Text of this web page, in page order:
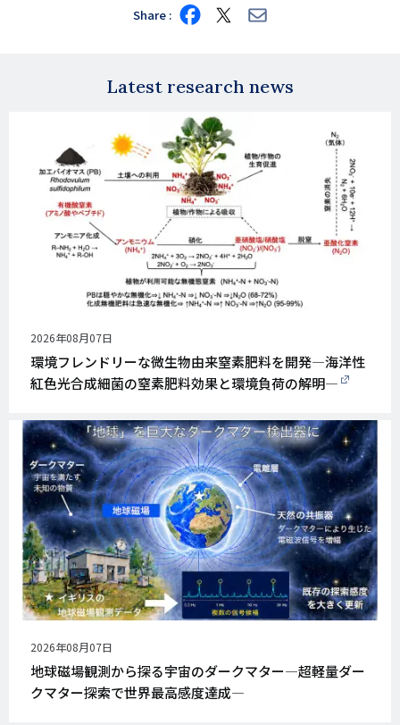
Share Share
on
Share
on
Share
via
Latest research news
公
開
日
2026年08月07日
環境フレンドリーな微生物由来窒素肥料を開発―海洋性
紅色光合成細菌の窒素肥料効果と環境負荷の解明―
公
開
日
2026年08月07日
地球磁場観測から探る宇宙のダークマター―超軽量ダー
クマター探索で世界最高感度達成―